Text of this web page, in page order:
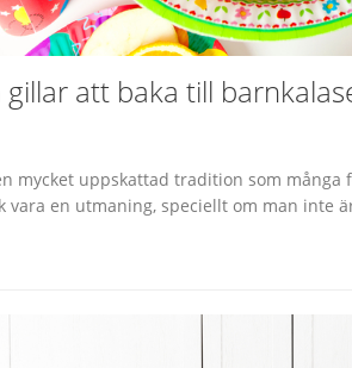
gillar att baka till
mycket uppskattad tradition som
vara en utmaning, speciellt om man inte